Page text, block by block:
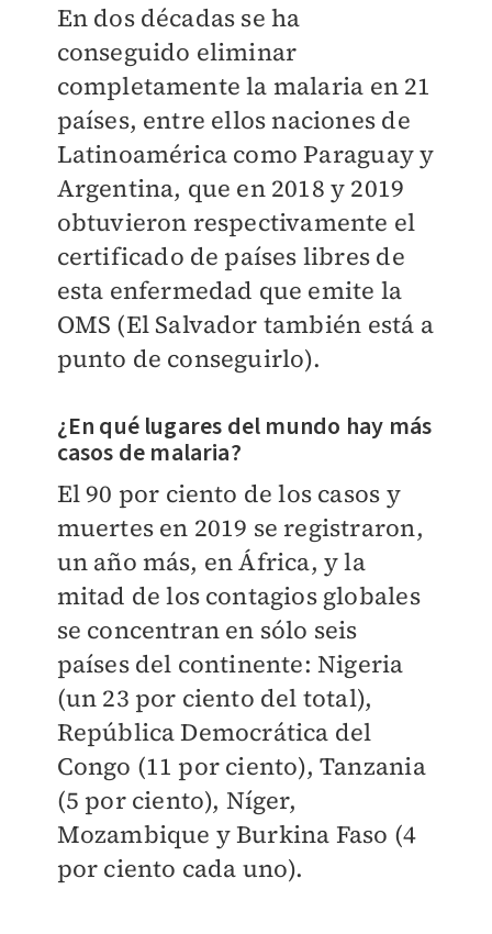
En dos décadas se ha
conseguido eliminar
completamente la malaria en 21
países, entre ellos naciones de
Latinoamérica como Paraguay y
Argentina, que en 2018 y 2019
obtuvieron respectivamente el
certificado de países libres de
esta enfermedad que emite la
OMS (El Salvador también está a
punto de conseguirlo).
¿En qué lugares del mundo hay más
casos de malaria?
El 90 por ciento de los casos y
muertes en 2019 se registraron,
un año más, en África, y la
mitad de los contagios globales
se concentran en sólo seis
países del continente: Nigeria
(un 23 por ciento del total),
República Democrática del
Congo (11 por ciento), Tanzania
(5 por ciento), Níger,
Mozambique y Burkina Faso (4
por ciento cada uno).